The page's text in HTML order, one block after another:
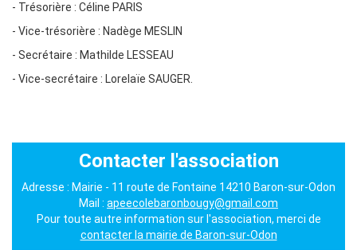
- Trésorière : Céline PARIS
- Vice-trésorière : Nadège MESLIN
- Secrétaire : Mathilde LESSEAU
- Vice-secrétaire : Lorelaïe SAUGER.
Contacter l'association
Adresse : Mairie - 11 route de Fontaine 14210 Baron-sur-Odon
Mail : apeecolebaronbougy@gmail.com
Pour toute autre information sur l'association, merci de
contacter la mairie de Baron-sur-Odon